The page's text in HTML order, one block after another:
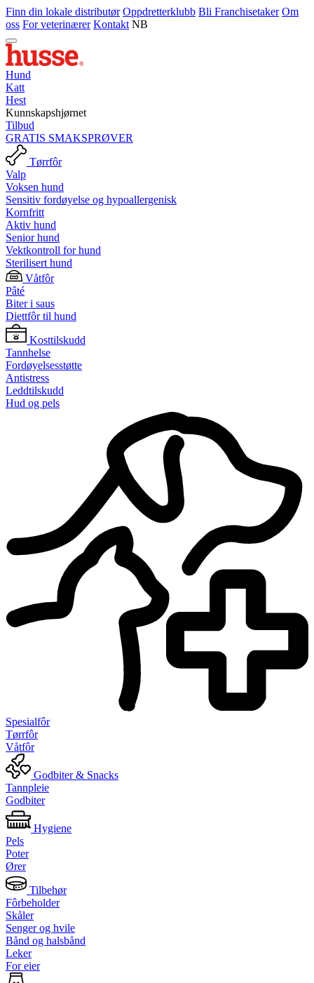
Finn din lokale distributør Oppdretterklubb Bli Franchisetaker Om
oss For veterinærer Kontakt NB
Hund
Katt
Hest
Kunnskapshjørnet
Tilbud
GRATIS SMAKSPRØVER
Tørrfôr
Valp
Voksen hund
Sensitiv fordøyelse og hypoallergenisk
Kornfritt
Aktiv hund
Senior hund
Vektkontroll for hund
Sterilisert hund
Våtfôr
Pâté
Biter i saus
Diettfôr til hund
Kosttilskudd
Tannhelse
Fordøyelsesstøtte
Antistress
Leddtilskudd
Hud og pels
Spesialfôr
Tørrfôr
Våtfôr
Godbiter & Snacks
Tannpleie
Godbiter
Hygiene
Pels
Poter
Ører
Tilbehør
Fôrbeholder
Skåler
Senger og hvile
Bånd og halsbånd
Leker
For eier